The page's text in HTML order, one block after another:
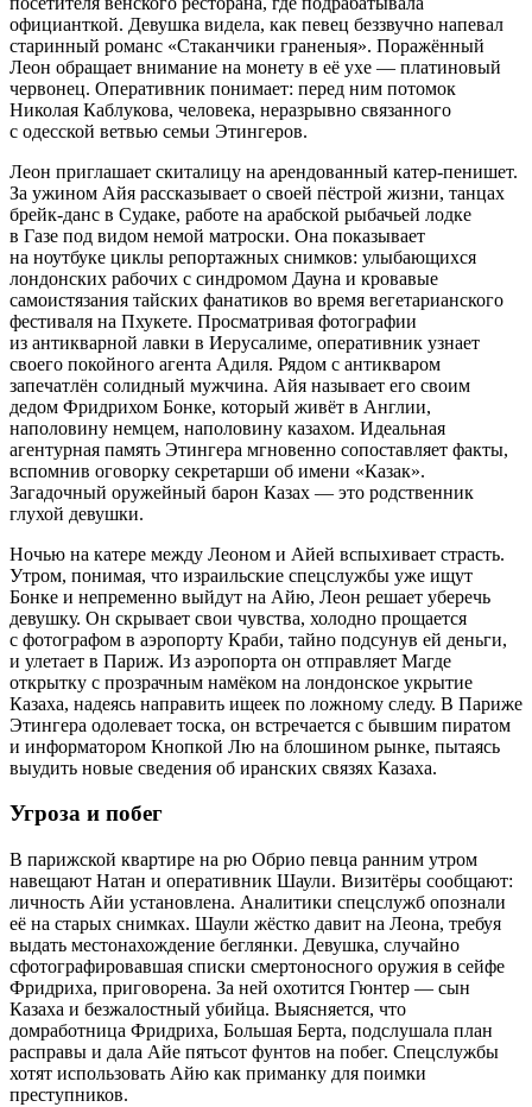
официанткой. Девушка видела, как певец беззвучно напевал
старинный романс «Стаканчики граненыя». Поражённый
Леон обращает внимание на монету в её ухе — платиновый
червонец. Оперативник понимает: перед ним потомок
Николая Каблукова, человека, неразрывно связанного
с одесской ветвью семьи Этингеров.
Леон приглашает скиталицу на арендованный катер-пенишет.
За ужином Айя рассказывает о своей пёстрой жизни, танцах
брейк-данс в Судаке, работе на арабской рыбачьей лодке
в Газе под видом немой матроски. Она показывает
на ноутбуке циклы репортажных снимков: улыбающихся
лондонских рабочих с синдромом Дауна и кровавые
самоистязания тайских фанатиков во время вегетарианского
фестиваля на Пхукете. Просматривая фотографии
из антикварной лавки в Иерусалиме, оперативник узнает
своего покойного агента Адиля. Рядом с антикваром
запечатлён солидный мужчина. Айя называет его своим
дедом Фридрихом Бонке, который живёт в Англии,
наполовину немцем, наполовину казахом. Идеальная
агентурная память Этингера мгновенно сопоставляет факты,
вспомнив оговорку секретарши об имени «Казак».
Загадочный оружейный барон Казах — это родственник
глухой девушки.
Ночью на катере между Леоном и Айей вспыхивает страсть.
Утром, понимая, что израильские спецслужбы уже ищут
Бонке и непременно выйдут на Айю, Леон решает уберечь
девушку. Он скрывает свои чувства, холодно прощается
с фотографом в аэропорту Краби, тайно подсунув ей деньги,
и улетает в Париж. Из аэропорта он отправляет Магде
открытку с прозрачным намёком на лондонское укрытие
Казаха, надеясь направить ищеек по ложному следу. В Париже
Этингера одолевает тоска, он встречается с бывшим пиратом
и информатором Кнопкой Лю на блошином рынке, пытаясь
выудить новые сведения об иранских связях Казаха.
Угроза и побег
В парижской квартире на рю Обрио певца ранним утром
навещают Натан и оперативник Шаули. Визитёры сообщают:
личность Айи установлена. Аналитики спецслужб опознали
её на старых снимках. Шаули жёстко давит на Леона, требуя
выдать местонахождение беглянки. Девушка, случайно
сфотографировавшая списки смертоносного оружия в сейфе
Фридриха, приговорена. За ней охотится Гюнтер — сын
Казаха и безжалостный убийца. Выясняется, что
домработница Фридриха, Большая Берта, подслушала план
расправы и дала Айе пятьсот фунтов на побег. Спецслужбы
хотят использовать Айю как приманку для поимки
преступников.